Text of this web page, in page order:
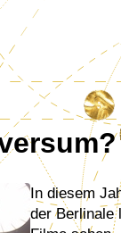
In diesem Jahr konnte ich auf
der Berlinale